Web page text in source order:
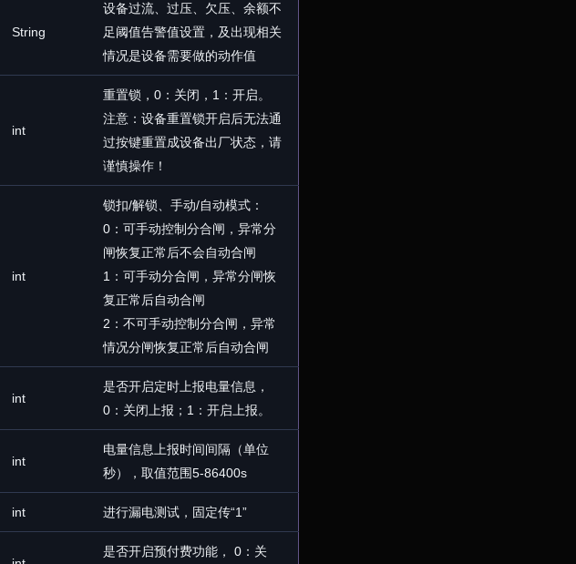
String
设备过流、过压、欠压、余额不
足阈值告警值设置，及出现相关
情况是设备需要做的动作值
int
重置锁，0：关闭，1：开启。
注意：设备重置锁开启后无法通
过按键重置成设备出厂状态，请
谨慎操作！
int
锁扣/解锁、手动/自动模式：
0：可手动控制分合闸，异常分
闸恢复正常后不会自动合闸
1：可手动分合闸，异常分闸恢
复正常后自动合闸
2：不可手动控制分合闸，异常
情况分闸恢复正常后自动合闸
int
是否开启定时上报电量信息，
0：关闭上报；1：开启上报。
int
电量信息上报时间间隔（单位
秒），取值范围5-86400s
int 进行漏电测试，固定传“1”
是否开启预付费功能， 0：关